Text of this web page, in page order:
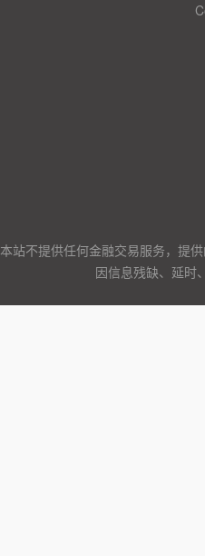
本站不提供任何金融交易服务，提
因信息残缺、延时